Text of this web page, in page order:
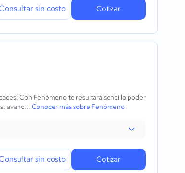
Consultar sin costo Cotizar
Con Fenómeno te resultará sencillo poder
avanc... Conocer más sobre Fenómeno
Consultar sin costo Cotizar